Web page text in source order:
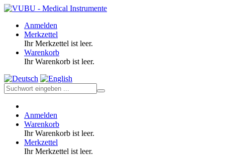
Anmelden
Merkzettel
Ihr Merkzettel ist leer.
Warenkorb
Ihr Warenkorb ist leer.
Anmelden
Warenkorb
Ihr Warenkorb ist leer.
Merkzettel
Ihr Merkzettel ist leer.